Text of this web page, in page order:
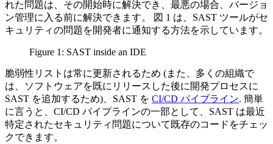
れた問題は、その開始時に解決でき、最悪の場合、バージョ
ン管理に入る前に解決できます。 図 1 は、SAST ツールがセ
キュリティの問題を開発者に通知する方法を示しています。
Figure 1: SAST inside an IDE
脆弱性リストは常に更新されるため (また、多くの組織で
は、ソフトウェアを既にリリースした後に開発プロセスに
SAST を追加するため)、SAST を CI/CD パイプライン. 簡単
に言うと、CI/CD パイプラインの一部として、SAST は最近
特定されたセキュリティ問題について既存のコードをチェッ
クできます。